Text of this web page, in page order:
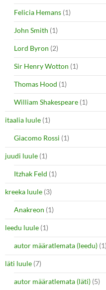
Felicia Hemans (1)
John Smith (1)
Lord Byron (2)
Sir Henry Wotton (1)
Thomas Hood (1)
William Shakespeare (1)
itaalia luule (1)
Giacomo Rossi (1)
juudi luule (1)
Itzhak Feld (1)
kreeka luule (3)
Anakreon (1)
leedu luule (1)
autor määratlemata (leedu) (1)
läti luule (7)
autor määratlemata (läti) (5)